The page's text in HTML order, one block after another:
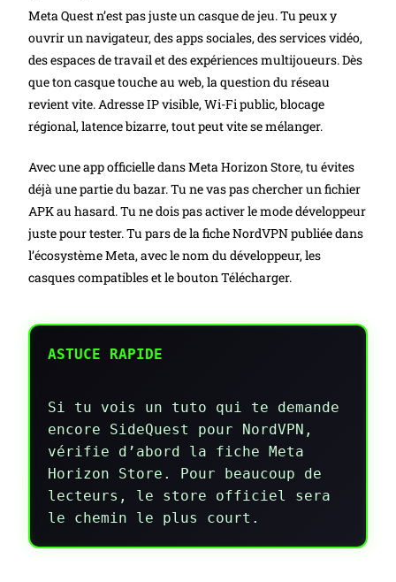
Meta Quest n’est pas juste un casque de jeu. Tu peux y
ouvrir un navigateur, des apps sociales, des services vidéo,
des espaces de travail et des expériences multijoueurs. Dès
que ton casque touche au web, la question du réseau
revient vite. Adresse IP visible, Wi-Fi public, blocage
régional, latence bizarre, tout peut vite se mélanger.
Avec une app officielle dans Meta Horizon Store, tu évites
déjà une partie du bazar. Tu ne vas pas chercher un fichier
APK au hasard. Tu ne dois pas activer le mode développeur
juste pour tester. Tu pars de la fiche NordVPN publiée dans
l’écosystème Meta, avec le nom du développeur, les
casques compatibles et le bouton Télécharger.
ASTUCE RAPIDE
Si tu vois un tuto qui te demande
encore SideQuest pour NordVPN,
vérifie d’abord la fiche Meta
Horizon Store. Pour beaucoup de
lecteurs, le store officiel sera
le chemin le plus court.